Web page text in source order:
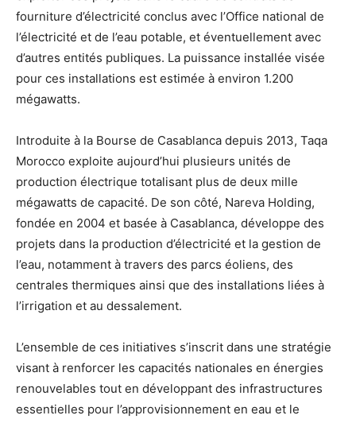
fourniture d’électricité conclus avec l’Office national de
l’électricité et de l’eau potable, et éventuellement avec
d’autres entités publiques. La puissance installée visée
pour ces installations est estimée à environ 1.200
mégawatts.
Introduite à la Bourse de Casablanca depuis 2013, Taqa
Morocco exploite aujourd’hui plusieurs unités de
production électrique totalisant plus de deux mille
mégawatts de capacité. De son côté, Nareva Holding,
fondée en 2004 et basée à Casablanca, développe des
projets dans la production d’électricité et la gestion de
l’eau, notamment à travers des parcs éoliens, des
centrales thermiques ainsi que des installations liées à
l’irrigation et au dessalement.
L’ensemble de ces initiatives s’inscrit dans une stratégie
visant à renforcer les capacités nationales en énergies
renouvelables tout en développant des infrastructures
essentielles pour l’approvisionnement en eau et le